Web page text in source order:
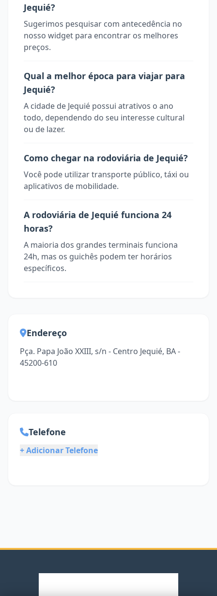
Jequié?
Sugerimos pesquisar com antecedência no
nosso widget para encontrar os melhores
preços.
Qual a melhor época para viajar para
Jequié?
A cidade de Jequié possui atrativos o ano
todo, dependendo do seu interesse cultural
ou de lazer.
Como chegar na rodoviária de Jequié?
Você pode utilizar transporte público, táxi ou
aplicativos de mobilidade.
A rodoviária de Jequié funciona 24
horas?
A maioria dos grandes terminais funciona
24h, mas os guichês podem ter horários
específicos.
Endereço
Pça. Papa João XXIII, s/n - Centro Jequié, BA -
45200-610
Telefone
+ Adicionar Telefone